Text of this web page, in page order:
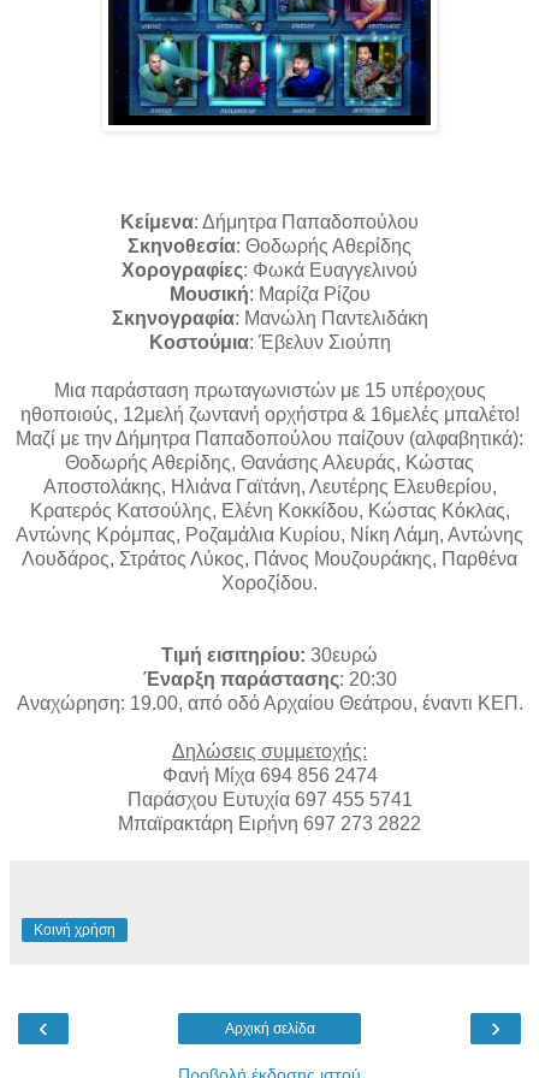
Κείμενα: Δήμητρα Παπαδοπούλου
Σκηνοθεσία: Θοδωρής Αθερίδης
Χορογραφίες: Φωκά Ευαγγελινού
Μουσική: Μαρίζα Ρίζου
Σκηνογραφία: Μανώλη Παντελιδάκη
Κοστούμια: Έβελυν Σιούπη
Μια παράσταση πρωταγωνιστών με 15 υπέροχους
ηθοποιούς, 12μελή ζωντανή ορχήστρα & 16μελές μπαλέτο!
Μαζί με την Δήμητρα Παπαδοπούλου παίζουν (αλφαβητικά):
Θοδωρής Αθερίδης, Θανάσης Αλευράς, Κώστας
Αποστολάκης, Ηλιάνα Γαϊτάνη, Λευτέρης Ελευθερίου,
Κρατερός Κατσούλης, Ελένη Κοκκίδου, Κώστας Κόκλας,
Αντώνης Κρόμπας, Ροζαμάλια Κυρίου, Νίκη Λάμη, Αντώνης
Λουδάρος, Στράτος Λύκος, Πάνος Μουζουράκης, Παρθένα
Χοροζίδου.
Τιμή εισιτηρίου: 30ευρώ
Έναρξη παράστασης: 20:30
Αναχώρηση: 19.00, από οδό Αρχαίου Θεάτρου, έναντι ΚΕΠ.
Δηλώσεις συμμετοχής:
Φανή Μίχα 694 856 2474
Παράσχου Ευτυχία 697 455 5741
Μπαϊρακτάρη Ειρήνη 697 273 2822
Κοινή χρήση
‹ ›
Αρχική σελίδα
Προβολή έκδοσης ιστού